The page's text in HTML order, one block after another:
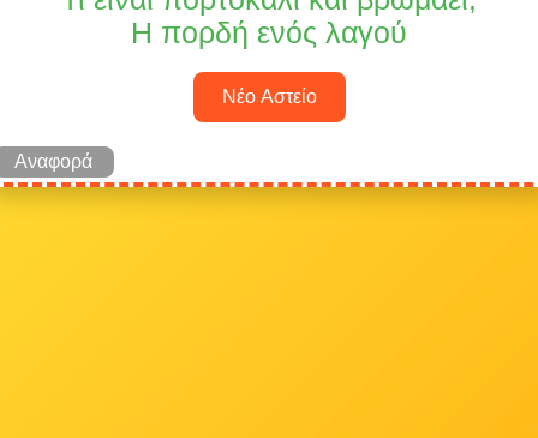
Η πορδή ενός λαγού
Νέο Αστείο
Αναφορά